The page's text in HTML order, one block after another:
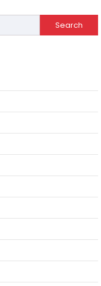
Search